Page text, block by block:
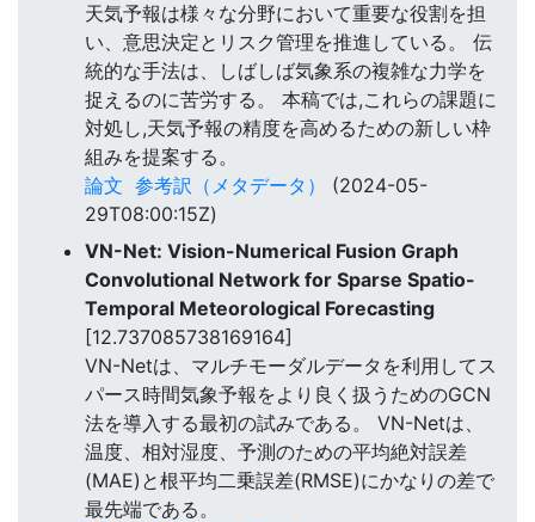
天気予報は様々な分野において重要な役割を担
い、意思決定とリスク管理を推進している。 伝
統的な手法は、しばしば気象系の複雑な力学を
捉えるのに苦労する。 本稿では,これらの課題に
対処し,天気予報の精度を高めるための新しい枠
組みを提案する。
論文 参考訳（メタデータ）
(2024-05-
29T08:00:15Z)
VN-Net: Vision-Numerical Fusion Graph
Convolutional Network for Sparse Spatio-
Temporal Meteorological Forecasting
[12.737085738169164]
VN-Netは、マルチモーダルデータを利用してス
パース時間気象予報をより良く扱うためのGCN
法を導入する最初の試みである。 VN-Netは、
温度、相対湿度、予測のための平均絶対誤差
(MAE)と根平均二乗誤差(RMSE)にかなりの差で
最先端である。